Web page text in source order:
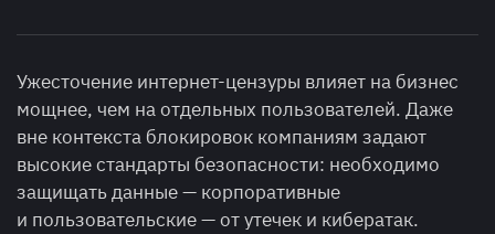
Ужесточение интернет-цензуры влияет на бизнес
мощнее, чем на отдельных пользователей. Даже
вне контекста блокировок компаниям задают
высокие стандарты безопасности: необходимо
защищать данные — корпоративные
и пользовательские — от утечек и кибератак.